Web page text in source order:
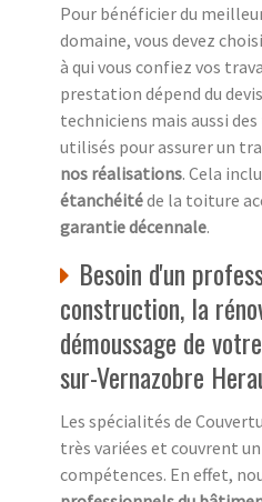
Pour bénéficier du
domaine, vous devez
à qui vous confiez vos
prestation dépend du
techniciens mais aussi
utilisés pour assurer un
nos réalisations. Cela
étanchéitéde la toiture
garantie décennale.
Besoin d'un
construction, la
démoussage de
sur-Vernazobre
Les spécialités de
très variées et couvrent
compétences. En effet,